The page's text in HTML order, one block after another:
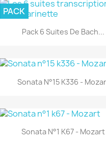
Pack 6 Suites De Bach...
PACK
Sonata N°15 K336 -
Sonata N°1 K67 - Mozart